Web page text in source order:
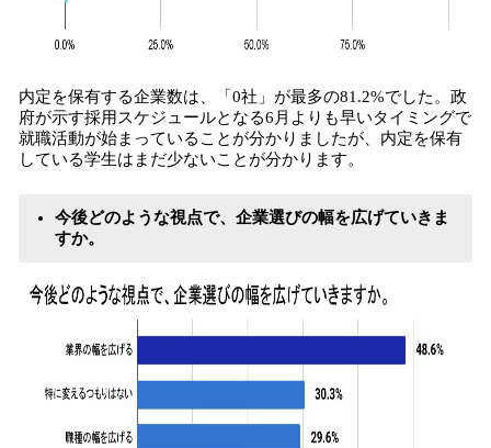
内定を保有する企業数は、「0社」が最多の81.2%でした。政
府が示す採用スケジュールとなる6月よりも早いタイミングで
就職活動が始まっていることが分かりましたが、内定を保有
している学生はまだ少ないことが分かります。
今後どのような視点で、企業選びの幅を広げていきま
すか。